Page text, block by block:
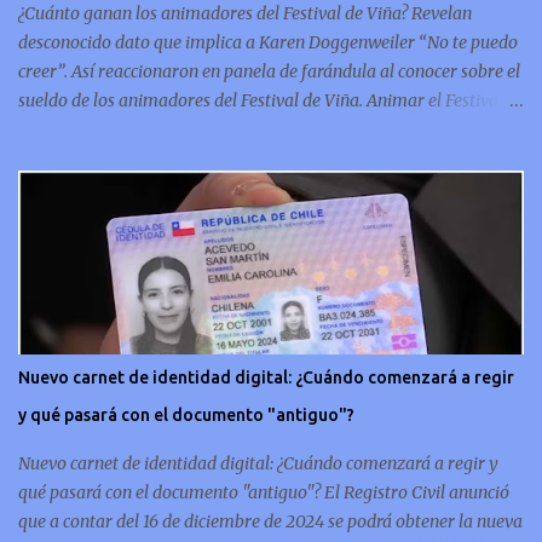
la hi...
¿Cuánto ganan los animadores del Festival de Viña? Revelan
desconocido dato que implica a Karen Doggenweiler “No te puedo
creer”. Así reaccionaron en panela de farándula al conocer sobre el
sueldo de los animadores del Festival de Viña. Animar el Festival
debería ser acorde. ¿Cuánto ganará Karen Doggenweiler y su
acompañante? Según se conoce hasta ahora, los animadores del
Festival de Viña del Mar no reciben un sueldo por su rol en el
evento. Al menos no un monto extra al que venían percibirndo por
contrato con su canal empleador. “A la Karen no le pagan, no le
pagan aparte. Hace rato que no pagan”, confirmó la periodista de
espectáculos, Cecilia Gutiérrez, en el programa Hay Que Decirlo
(Canal 13). “A mí la Tonka (Tomicic) me dijo que a ellos no le
pagaban”, complementó Willy Sabor. Nacho Gutiérrez aportó que,
Nuevo carnet de identidad digital: ¿Cuándo comenzará a regir
y qué pasará con el documento "antiguo"?
Nuevo carnet de identidad digital: ¿Cuándo comenzará a regir y
qué pasará con el documento "antiguo"? El Registro Civil anunció
que a contar del 16 de diciembre de 2024 se podrá obtener la nueva